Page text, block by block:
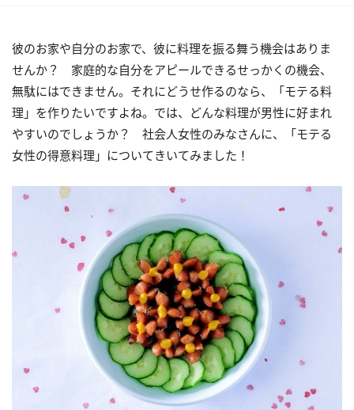
彼のお家や自分のお家で、彼に料理を振る舞う機会はありま
せんか？ 家庭的な自分をアピールできるせっかくの機会、
無駄にはできません。それにどうせ作るのなら、「モテる料
理」を作りたいですよね。では、どんな料理が男性に好まれ
やすいのでしょうか？ 社会人女性のみなさんに、「モテる
女性の得意料理」についてきいてみました！